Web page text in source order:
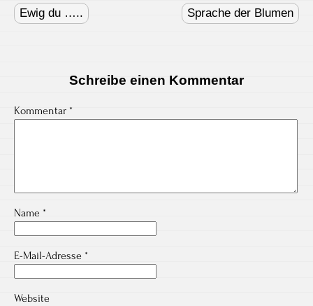
navigation
Ewig du ….. Sprache der Blumen
Schreibe einen Kommentar
Kommentar *
Name *
E-Mail-Adresse *
Website